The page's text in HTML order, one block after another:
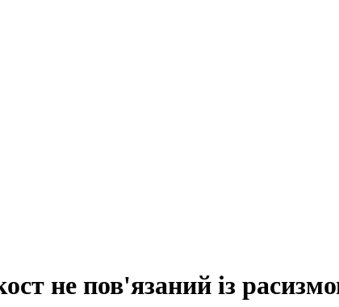
не пов'язаний із